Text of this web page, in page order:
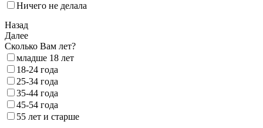
Ничего не делала
Назад
Далее
Сколько Вам лет?
младше 18 лет
18‑24 года
25‑34 года
35‑44 года
45-54 года
55 лет и старше